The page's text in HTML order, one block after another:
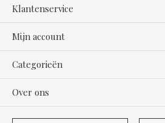
Klantenservice
Mijn account
Categorieën
Over ons